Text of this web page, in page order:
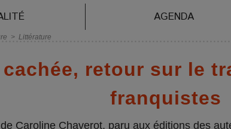
AGENDA
> Littérature
cachée, retour sur le
franquistes
Caroline Chaverot, paru aux éditions des